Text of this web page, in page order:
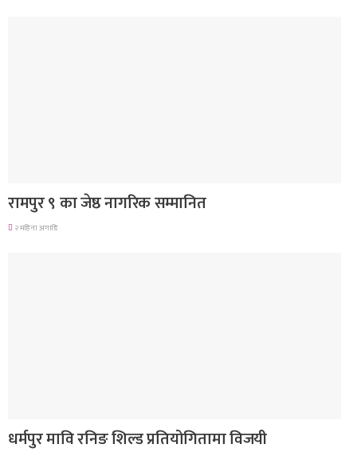
रामपुर ९ का जेष्ठ नागरिक सम्मानित
२ महिना अगाडि
धर्मपुर मावि रनिङ शिल्ड प्रतियोगितामा विजयी